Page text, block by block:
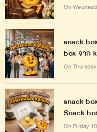
On
snack
box จาก
On
snack
Snack
On Friday